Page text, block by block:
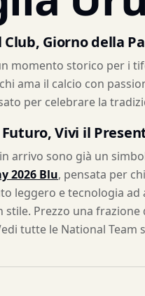
Giorno della
momento storico per i
ama il calcio con
per celebrare la
Vivi il
arrivo sono già un
2026 Blu, pensata per
leggero e tecnologia
stile. Prezzo una
tutte le National Team